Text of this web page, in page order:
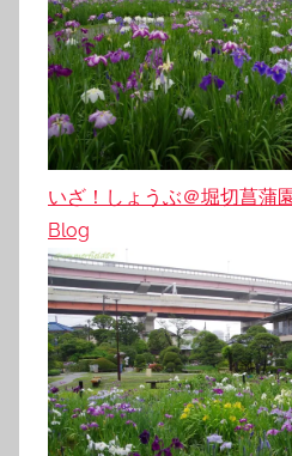
いざ！しょうぶ＠堀切菖蒲
Blog